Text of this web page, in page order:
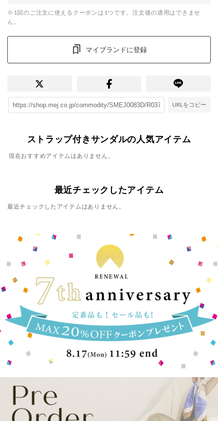
※1回のご注文に使えるクーポンは1つです。注文後の適用はできませ
ん。
マイブランドに登録
URLをコピー
ストラップ付きサンダルの人気アイテム
現在おすすめアイテムはありません。
最近チェックしたアイテム
最近チェックしたアイテムはありません。